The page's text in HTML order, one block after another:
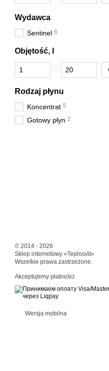
Wydawca
Sentinel 6
Objętość, l
Od Objętość, l
Do Objętość, l
Rodzaj płynu
Koncentrat 5
Gotowy płyn 1
© 2014 - 2026
Sklep internetowy «Teplosvit»
Wszelkie prawa zastrzeżone.
Akceptujemy płatności
Wersja mobilna